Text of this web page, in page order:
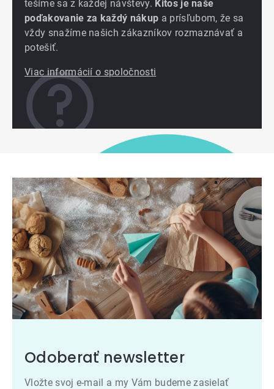
tešíme sa z každej návštevy. Kitos je naše
poďakovanie za každý nákup a prísľubom, že sa
vždy snažíme našich zákazníkov rozmaznávať a
potešiť.
Viac informácií o spoločnosti
Odoberať newsletter
Vložte svoj e-mail a my Vám budeme zasielať